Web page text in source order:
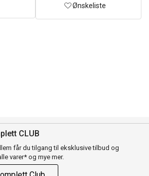
Ønskeliste
CLUB
får du tilgang til eksklusive tilbud og
varer* og mye mer.